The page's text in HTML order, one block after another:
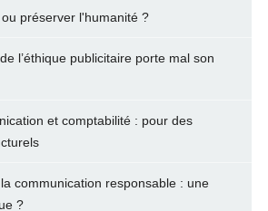
préserver l'humanité ?
l’éthique publicitaire porte mal son
et comptabilité : pour des
communication responsable : une
?